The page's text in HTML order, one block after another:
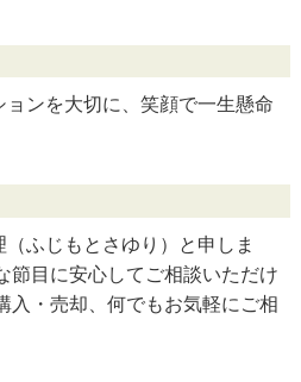
ンを大切に、笑顔で一生懸命
ふじもとさゆり）と申しま
節目に安心してご相談いただけ
入・売却、何でもお気軽にご相